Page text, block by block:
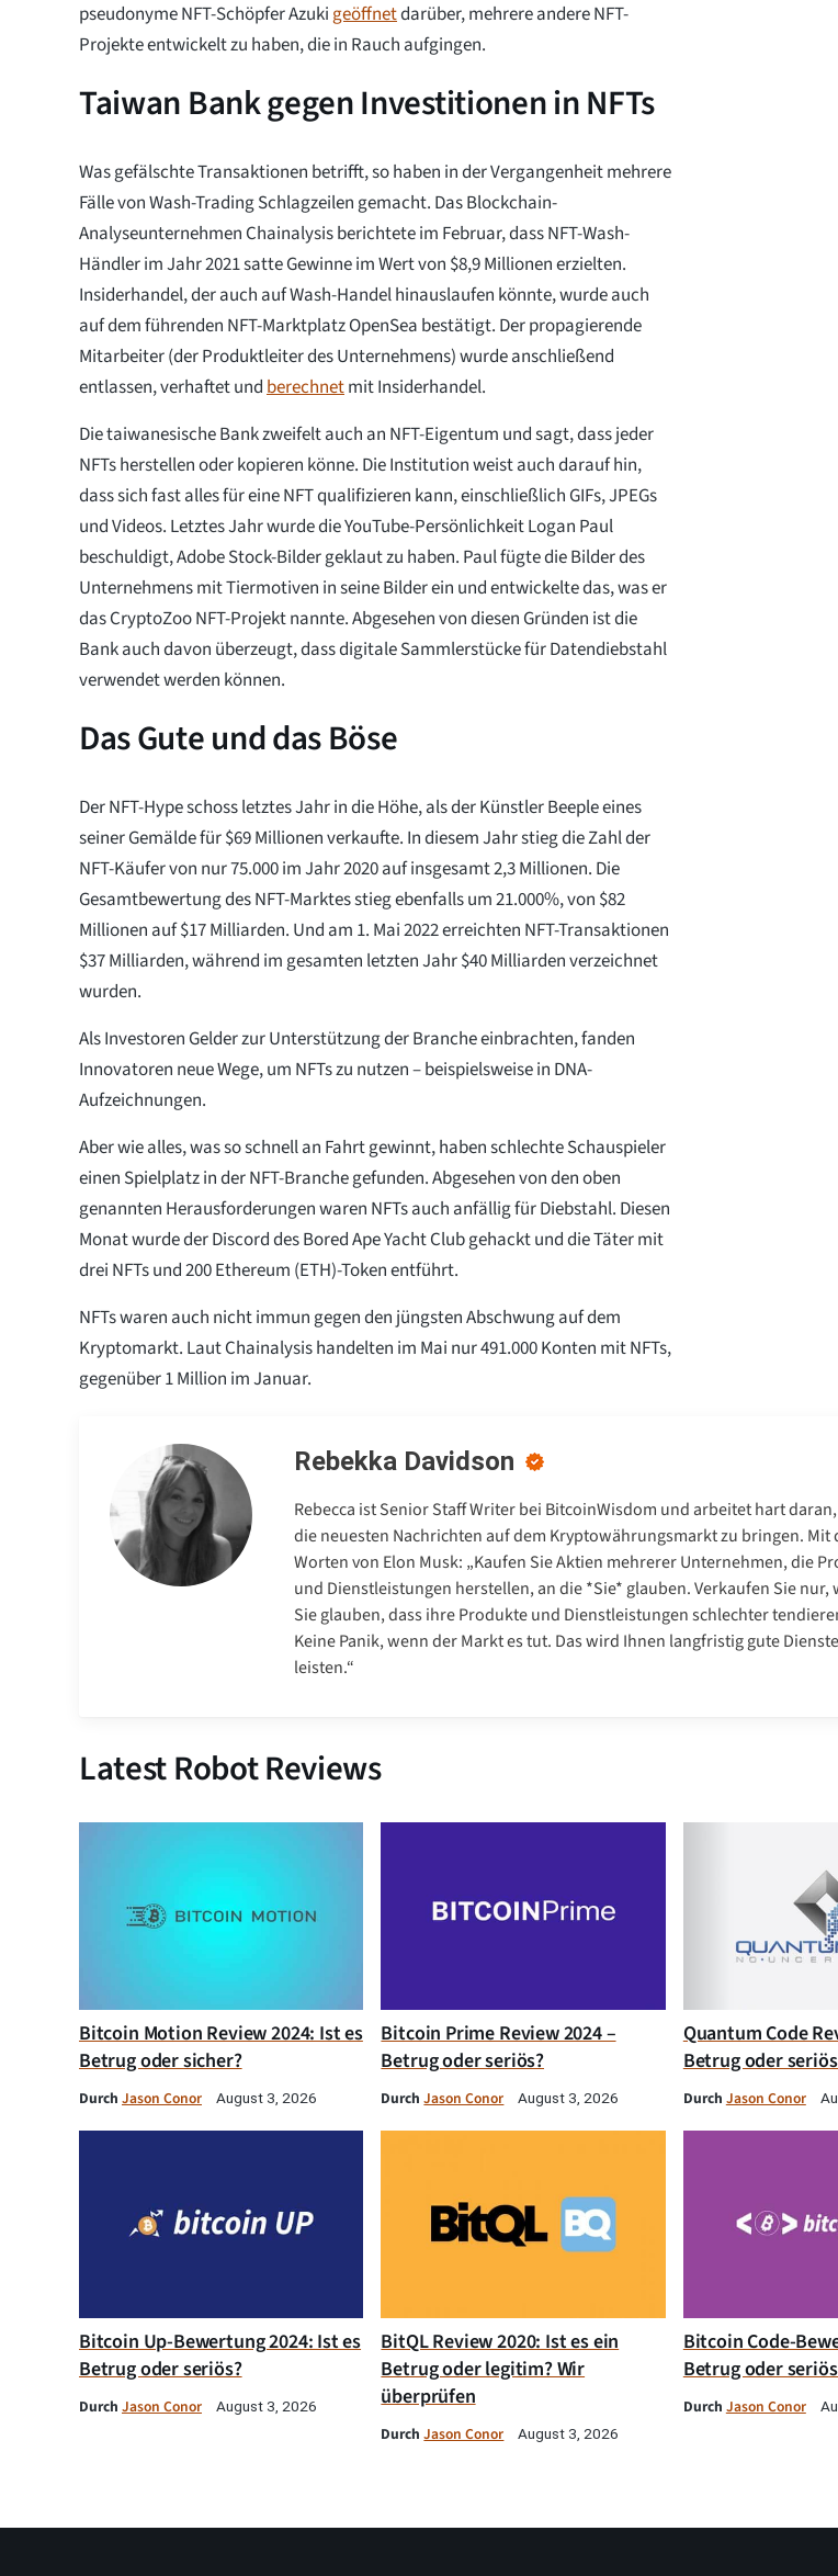
pseudonyme NFT-Schöpfer Azukigeöffnetdarüber, mehrere andere NFT-
Projekte entwickelt zu haben, die in Rauch aufgingen.
Taiwan Bank gegen Investitionen in NFTs
Was gefälschte Transaktionen betrifft, so haben in der Vergangenheit mehrere
Fälle von Wash-Trading Schlagzeilen gemacht. Das Blockchain-
Analyseunternehmen Chainalysis berichtete im Februar, dass NFT-Wash-
Händler im Jahr 2021 satte Gewinne im Wert von $8,9 Millionen erzielten.
Insiderhandel, der auch auf Wash-Handel hinauslaufen könnte, wurde auch
auf dem führenden NFT-Marktplatz OpenSea bestätigt. Der propagierende
Mitarbeiter (der Produktleiter des Unternehmens) wurde anschließend
entlassen, verhaftet undberechnetmit Insiderhandel.
Die taiwanesische Bank zweifelt auch an NFT-Eigentum und sagt, dass jeder
NFTs herstellen oder kopieren könne. Die Institution weist auch darauf hin,
dass sich fast alles für eine NFT qualifizieren kann, einschließlich GIFs, JPEGs
und Videos. Letztes Jahr wurde die YouTube-Persönlichkeit Logan Paul
beschuldigt, Adobe Stock-Bilder geklaut zu haben. Paul fügte die Bilder des
Unternehmens mit Tiermotiven in seine Bilder ein und entwickelte das, was er
das CryptoZoo NFT-Projekt nannte. Abgesehen von diesen Gründen ist die
Bank auch davon überzeugt, dass digitale Sammlerstücke für Datendiebstahl
verwendet werden können.
Das Gute und das Böse
Der NFT-Hype schoss letztes Jahr in die Höhe, als der Künstler Beeple eines
seiner Gemälde für $69 Millionen verkaufte. In diesem Jahr stieg die Zahl der
NFT-Käufer von nur 75.000 im Jahr 2020 auf insgesamt 2,3 Millionen. Die
Gesamtbewertung des NFT-Marktes stieg ebenfalls um 21.000%, von $82
Millionen auf $17 Milliarden. Und am 1. Mai 2022 erreichten NFT-Transaktionen
$37 Milliarden, während im gesamten letzten Jahr $40 Milliarden verzeichnet
wurden.
Als Investoren Gelder zur Unterstützung der Branche einbrachten, fanden
Innovatoren neue Wege, um NFTs zu nutzen – beispielsweise in DNA-
Aufzeichnungen.
Aber wie alles, was so schnell an Fahrt gewinnt, haben schlechte Schauspieler
einen Spielplatz in der NFT-Branche gefunden. Abgesehen von den oben
genannten Herausforderungen waren NFTs auch anfällig für Diebstahl. Diesen
Monat wurde der Discord des Bored Ape Yacht Club gehackt und die Täter mit
drei NFTs und 200 Ethereum (ETH)-Token entführt.
NFTs waren auch nicht immun gegen den jüngsten Abschwung auf dem
Kryptomarkt. Laut Chainalysis handelten im Mai nur 491.000 Konten mit NFTs,
gegenüber 1 Million im Januar.
Rebekka Davidson
Rebecca ist Senior Staff Writer bei BitcoinWisdom und arbeitet hart
die neuesten Nachrichten auf dem Kryptowährungsmarkt zu bringen. Mit
Worten von Elon Musk: „Kaufen Sie Aktien mehrerer Unternehmen, die
und Dienstleistungen herstellen, an die *Sie* glauben. Verkaufen Sie nur,
Sie glauben, dass ihre Produkte und Dienstleistungen schlechter
Keine Panik, wenn der Markt es tut. Das wird Ihnen langfristig gute Dienste
leisten.“
Latest Robot Reviews
Bitcoin Motion Review 2024: Ist es
Betrug oder sicher?
Durch Jason Conor August 3, 2026
Bitcoin Prime Review 2024 –
Betrug oder seriös?
DurchJason Conor August 3, 2026
Quantum Code
Betrug oder
Durch Jason Conor
Bitcoin Up-Bewertung 2024: Ist es
Betrug oder seriös?
Durch Jason Conor August 3, 2026
BitQL Review 2020: Ist es ein
Betrug oder legitim? Wir
überprüfen
DurchJason Conor August 3, 2026
Bitcoin Code-
Betrug oder
Durch Jason Conor